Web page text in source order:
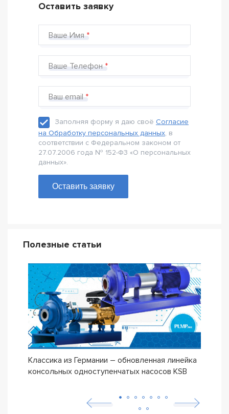
Оставить заявку
Ваше Имя
Ваше Телефон
Ваш email
Заполняя форму я даю своё Согласие
на Обработку персональных данных, в
соответствии с Федеральном законом от
27.07.2006 года № 152-Ф3 «О персональных
данных».
Оставить заявку
Полезные статьи
Классика из Германии – обновленная линейка
консольных одноступенчатых насосов KSB